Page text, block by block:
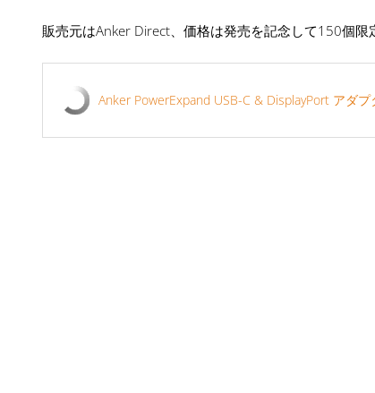
販売元はAnker Direct、価格は発売を記念して150個限
Anker PowerExpand USB-C & DisplayPort アダ